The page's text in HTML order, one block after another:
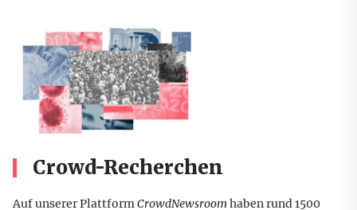
Crowd-Recherchen
Auf unserer PlattformCrowdNewsroomhaben rund 1500